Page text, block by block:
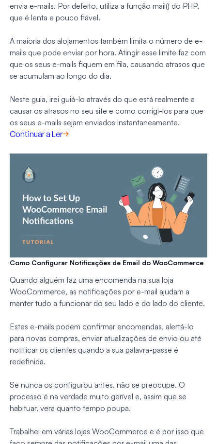
envia e-mails. Por defeito, utiliza a função mail() do PHP,
que é lenta e pouco fiável.
A maioria dos alojamentos também limita o número de e-
mails que pode enviar por hora. Atingir esse limite faz com
que os seus e-mails fiquem em fila, causando atrasos que
se acumulam ao longo do dia.
Neste guia, irei guiá-lo através do que está realmente a
causar os atrasos no seu site e como corrigi-los para que
os seus e-mails sejam enviados instantaneamente.
Continuar a Ler
Como Configurar Notificações de Email do WooCommerce
Quando alguém faz uma encomenda na sua loja
WooCommerce, as notificações por e-mail ajudam a
manter tudo a funcionar do seu lado e do lado do cliente.
Estes e-mails podem confirmar encomendas, alertá-lo
para novas compras, enviar atualizações de envio ou até
notificar os clientes quando a sua palavra-passe é
redefinida.
Se nunca os configurou antes, não se preocupe. O
processo é na verdade muito gerível e, assim que se
habituar, verá quanto tempo poupa.
Trabalhei em várias lojas WooCommerce e é por isso que